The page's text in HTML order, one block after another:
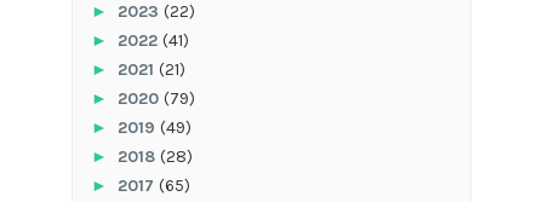
► 2023 (22)
► 2022 (41)
► 2021 (21)
► 2020 (79)
► 2019 (49)
► 2018 (28)
► 2017 (65)